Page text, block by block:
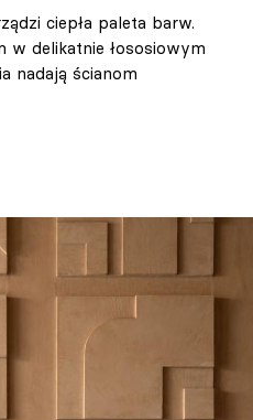
ciepła paleta barw.
w delikatnie łososiowym
nadają ścianom